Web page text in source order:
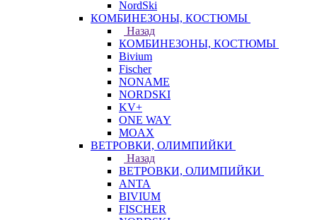
NordSki
КОМБИНЕЗОНЫ, КОСТЮМЫ
Назад
КОМБИНЕЗОНЫ, КОСТЮМЫ
Bivium
Fischer
NONAME
NORDSKI
KV+
ONE WAY
MOAX
ВЕТРОВКИ, ОЛИМПИЙКИ
Назад
ВЕТРОВКИ, ОЛИМПИЙКИ
ANTA
BIVIUM
FISCHER